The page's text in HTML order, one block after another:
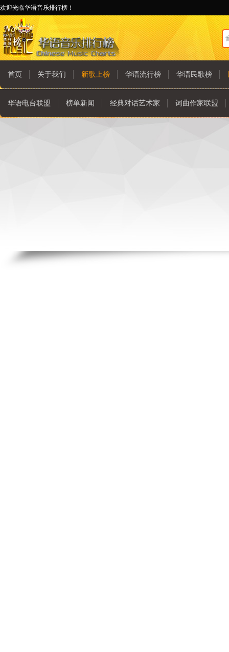
欢迎光临华语音乐排行榜！
首页 关于我们 新歌上榜 华语流行榜 华语民歌榜
华语电台联盟 榜单新闻 经典对话艺术家 词曲作家联盟